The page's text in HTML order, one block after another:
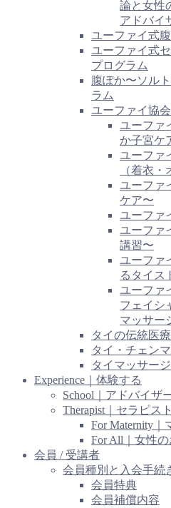
論と女性
アドバイ
ユーファイ式
ユーファイ式
プログラム
腹ぽか〜ソル
ラム
ユーファイ協
ユーファ
か子宮ケ
ユーファ
（着衣
ユーファ
ケア〜
ユーファ
ユーファ
講習〜
ユーファ
るタイス
ユーファ
フェイシ
マッサー
タイの伝統医
タイ・チェン
タイマッサー
Experience｜体験する
School｜アドバイザ
Therapist｜セラピスト
For Maternity
For All｜女性
会員 / 受講者
会員種別と入会手続
会員特典
会員補償内容